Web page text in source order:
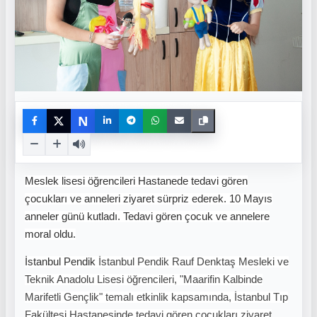
N
Meslek lisesi öğrencileri Hastanede tedavi gören
çocukları ve anneleri ziyaret sürpriz ederek. 10 Mayıs
anneler günü kutladı. Tedavi gören çocuk ve annelere
moral oldu.
İstanbul Pendik İstanbul Pendik Rauf Denktaş Mesleki ve
Teknik Anadolu Lisesi öğrencileri, "Maarifin Kalbinde
Marifetli Gençlik" temalı etkinlik kapsamında, İstanbul Tıp